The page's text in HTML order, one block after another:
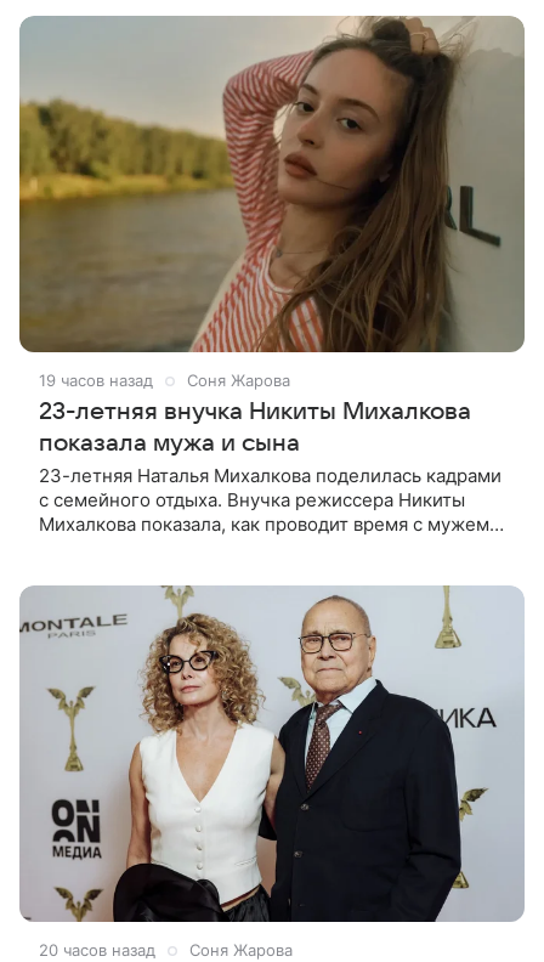
19 часов назад Соня Жарова
23-летняя внучка Никиты Михалкова
показала мужа и сына
23-летняя Наталья Михалкова поделилась кадрами
с семейного отдыха. Внучка режиссера Никиты
Михалкова показала, как проводит время с мужем
20 часов назад Соня Жарова